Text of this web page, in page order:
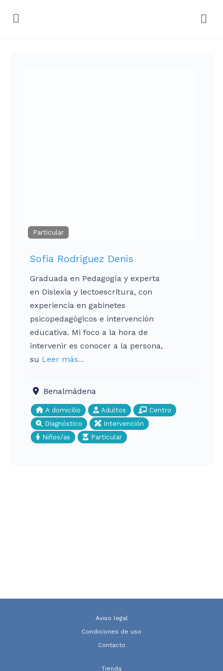
Particular
Sofía Rodríguez Denis
Graduada en Pedagogía y experta
en Dislexia y lectoescritura, con
experiencia en gabinetes
psicopedagógicos e intervención
educativa. Mi foco a la hora de
intervenir es conocer a la persona,
su Leer más...
Benalmádena
A domicilio Adultos
Centro
Diagnóstico
Intervención
Niños/as
Particular
Aviso legal
Condiciones de uso
Contacto
Tienda